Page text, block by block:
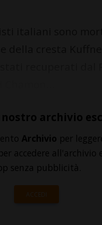
nostro archivio
Archivio per
accedere all'archivio
senza pubblicità.
ACCEDI